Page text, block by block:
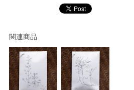
関連商品